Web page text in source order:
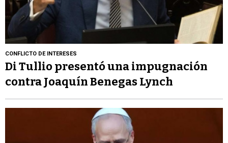
CONFLICTO DE INTERESES
Di Tullio presentó una impugnación
contra Joaquín Benegas Lynch